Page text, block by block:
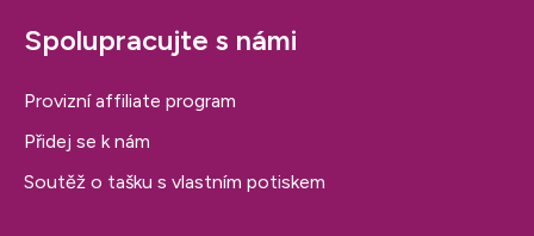
Spolupracujte s námi
Provizní affiliate program
Přidej se k nám
Soutěž o tašku s vlastním potiskem